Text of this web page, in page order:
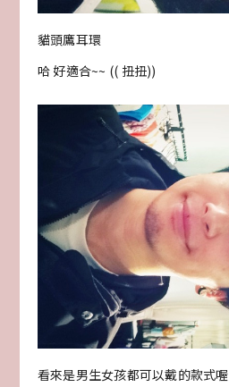
貓頭鷹耳環
哈 好適合~~ (( 扭扭))
看來是男生女孩都可以戴的款式喔